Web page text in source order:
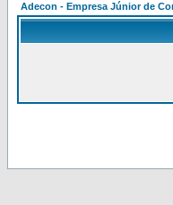
Adecon - Empresa Júnior de